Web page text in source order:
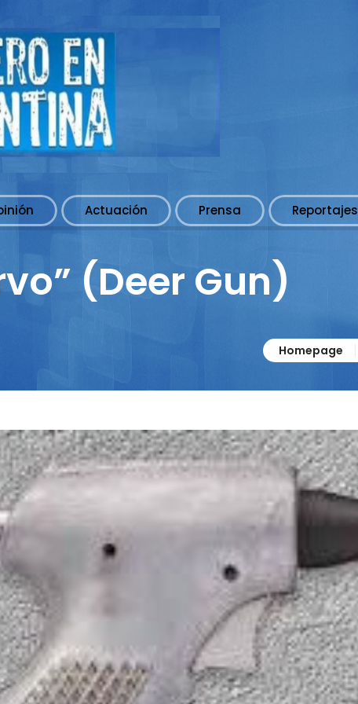
Actuación Prensa Reportajes
(Deer Gun)
Homepage